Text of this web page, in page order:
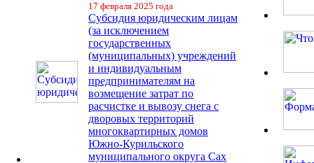
17 февраля 2025 года
Субсидия юридическим лицам
(за исключением
государственных
(муниципальных) учреждений
и индивидуальным
предпринимателям на
возмещение затрат по
расчистке и вывозу снега с
дворовых территорий
многоквартирных домов
Южно-Курильского
муниципального округа Сах